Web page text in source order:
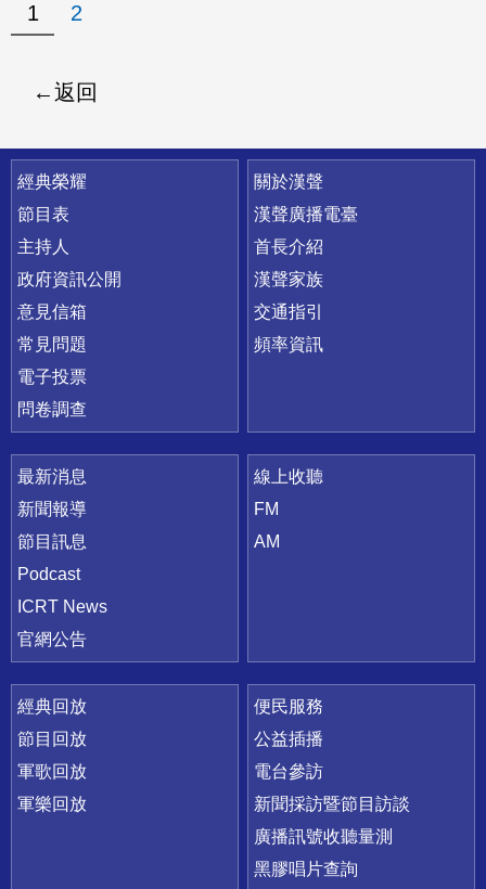
1 2
返回
快速連結
經典榮耀
節目表
主持人
政府資訊公開
意見信箱
常見問題
電子投票
問卷調查
關於漢聲
漢聲廣播電臺
首長介紹
漢聲家族
交通指引
頻率資訊
最新消息
新聞報導
節目訊息
Podcast
ICRT News
官網公告
線上收聽
FM
AM
經典回放
節目回放
軍歌回放
軍樂回放
便民服務
公益插播
電台參訪
新聞採訪暨節目訪談
廣播訊號收聽量測
黑膠唱片查詢